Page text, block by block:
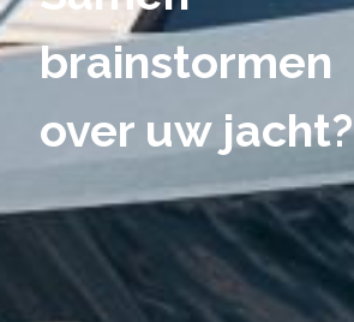
brainstormen
over uw jacht?